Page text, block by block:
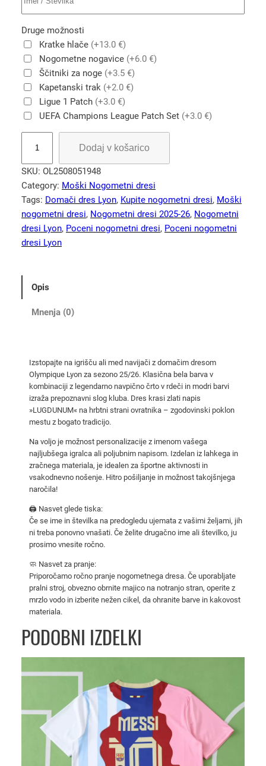
Druge možnosti
Kratke hlače (+13.0 €)
Nogometne nogavice (+6.0 €)
Ščitniki za noge (+3.5 €)
Kapetanski trak (+2.0 €)
Ligue 1 Patch (+3.0 €)
UEFA Champions League Patch Set (+3.0 €)
y
m
p
i
q
u
–
n
Dodaj v košarico
SKU: OL2508051948
Category: Moški Nogometni dresi
Tags: Domači dres Lyon, Kupite nogometni dresi, Moški
nogometni dresi, Nogometni dresi 2025-26, Nogometni
dresi Lyon, Poceni nogometni dresi, Poceni nogometni
dresi Lyon
Opis
Mnenja (0)
Izstopajte na igrišču ali med navijači z domačim dresom
Olympique Lyon za sezono 25/26. Klasična bela barva v
kombinaciji z legendarno navpično črto v rdeči in modri barvi
izraža prepoznavni slog kluba. Dres krasi zlati napis
»LUGDUNUM« na hrbtni strani ovratnika – zgodovinski poklon
mestu z bogato tradicijo.
Na voljo je možnost personalizacije z imenom vašega
najljubšega igralca ali poljubnim napisom. Izdelan iz lahkega in
zračnega materiala, je idealen za športne aktivnosti in
vsakodnevno nošenje. Hitro pošiljanje in možnost takojšnjega
naročila!
🖨️ Nasvet glede tiska:
Če se ime in številka na predogledu ujemata z vašimi željami, jih
ni treba ponovno vnašati. Če želite drugačno ime ali številko, ju
prosimo vnesite ročno.
🧼 Nasvet za pranje:
Priporočamo ročno pranje nogometnega dresa. Če uporabljate
pralni stroj, obvezno obrnite majico na notranjo stran, operite z
mrzlo vodo in izberite nežen cikel, da ohranite barve in kakovost
materiala.
PODOBNI IZDELKI